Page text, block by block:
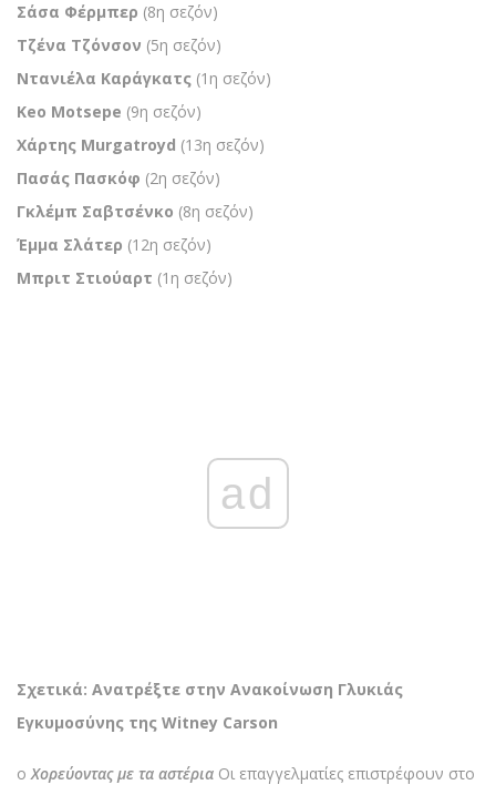
Σάσα Φέρμπερ (8η σεζόν)
Τζένα Τζόνσον (5η σεζόν)
Ντανιέλα Καράγκατς (1η σεζόν)
Keo Motsepe (9η σεζόν)
Χάρτης Murgatroyd (13η σεζόν)
Πασάς Πασκόφ (2η σεζόν)
Γκλέμπ Σαβτσένκο (8η σεζόν)
Έμμα Σλάτερ (12η σεζόν)
Μπριτ Στιούαρτ (1η σεζόν)
ad
Σχετικά: Ανατρέξτε στην Ανακοίνωση Γλυκιάς
Εγκυμοσύνης της Witney Carson
οΧορεύοντας με τα αστέρια Οι επαγγελματίες επιστρέφουν στο